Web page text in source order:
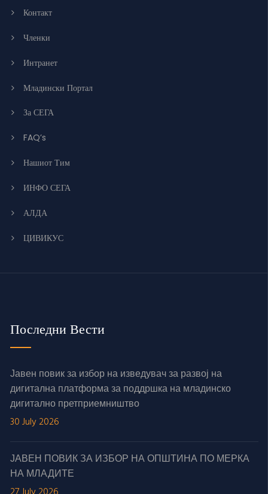
Контакт
Членки
Интранет
Младински Портал
За СЕГА
FAQ’s
Нашиот Тим
ИНФО СЕГА
АЛДА
ЦИВИКУС
Последни Вести
Јавен повик за избор на изведувач за развој на
дигитална платформа за поддршка на младинско
дигитално претприемништво
30 July 2026
ЈАВЕН ПОВИК ЗА ИЗБОР НА ОПШТИНА ПО МЕРКА
НА МЛАДИТЕ